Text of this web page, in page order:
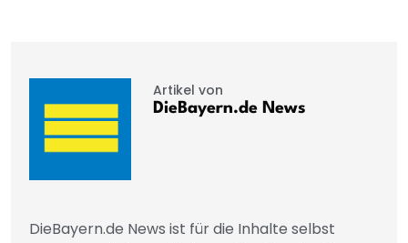
Artikel von
DieBayern.de News
DieBayern.de News ist für die Inhalte selbst